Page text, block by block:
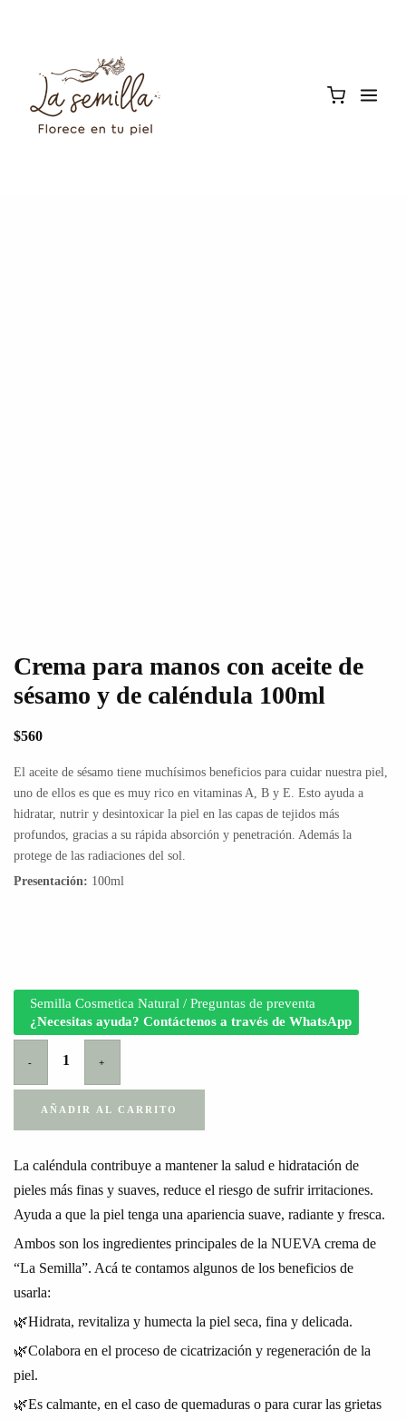
Crema para manos con aceite de
sésamo y de caléndula 100ml
$560
El aceite de sésamo tiene muchísimos beneficios para cuidar nuestra piel,
uno de ellos es que es muy rico en vitaminas A, B y E. Esto ayuda a
hidratar, nutrir y desintoxicar la piel en las capas de tejidos más
profundos, gracias a su rápida absorción y penetración. Además la
protege de las radiaciones del sol.
Presentación: 100ml
Semilla Cosmetica Natural / Preguntas de preventa
¿Necesitas ayuda? Contáctenos a través de WhatsApp
- +
AÑADIR AL CARRITO
La caléndula contribuye a mantener la salud e hidratación de
pieles más finas y suaves, reduce el riesgo de sufrir irritaciones.
Ayuda a que la piel tenga una apariencia suave, radiante y fresca.
Ambos son los ingredientes principales de la NUEVA crema de
“La Semilla”. Acá te contamos algunos de los beneficios de
usarla:
🌿Hidrata, revitaliza y humecta la piel seca, fina y delicada.
🌿Colabora en el proceso de cicatrización y regeneración de la
piel.
🌿Es calmante, en el caso de quemaduras o para curar las grietas